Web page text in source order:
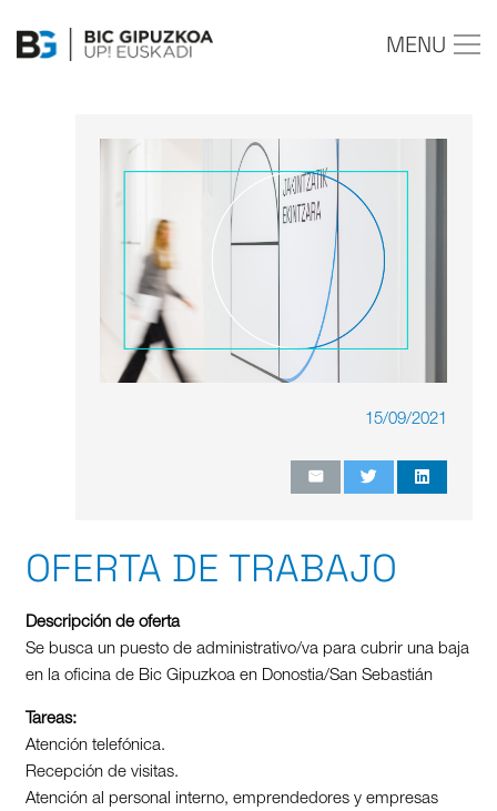
MENU
15/09/2021
OFERTA DE TRABAJO
Descripción de oferta
Se busca un puesto de administrativo/va para cubrir una baja
en la oficina de Bic Gipuzkoa en Donostia/San Sebastián
Tareas:
Atención telefónica.
Recepción de visitas.
Atención al personal interno, emprendedores y empresas